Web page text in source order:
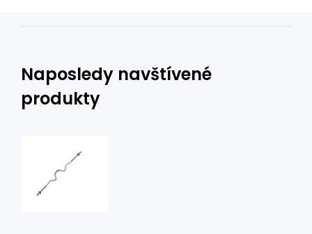
Naposledy navštívené
produkty